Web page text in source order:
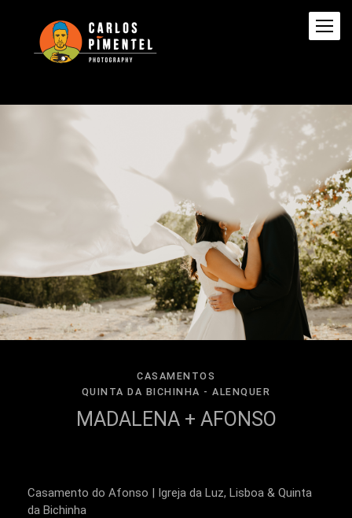
CASAMENTOS
QUINTA DA BICHINHA - ALENQUER
MADALENA + AFONSO
Casamento do Afonso | Igreja da Luz, Lisboa & Quinta
da Bichinha